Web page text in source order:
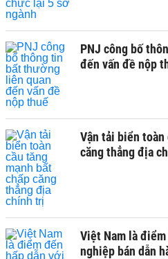
PNJ công bố
đến vấn đề nộp
Vận tải biển toàn
căng thẳng địa
Việt Nam là
nghiệp bán dẫn